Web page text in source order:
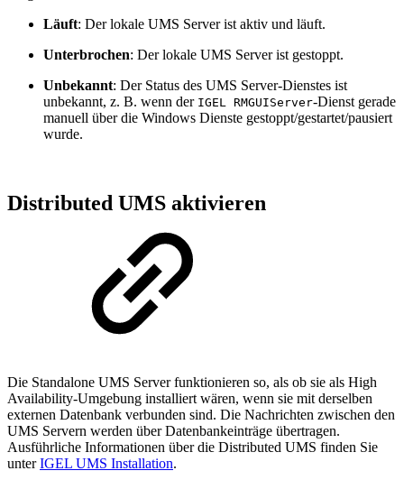
Läuft: Der lokale UMS Server ist aktiv und läuft.
Unterbrochen: Der lokale UMS Server ist gestoppt.
Unbekannt: Der Status des UMS Server-Dienstes ist
unbekannt, z. B. wenn der IGEL RMGUIServer-Dienst gerade
manuell über die Windows Dienste gestoppt/gestartet/pausiert
wurde.
Distributed UMS aktivieren
Die Standalone UMS Server funktionieren so, als ob sie als High
Availability-Umgebung installiert wären, wenn sie mit derselben
externen Datenbank verbunden sind. Die Nachrichten zwischen den
UMS Servern werden über Datenbankeinträge übertragen.
Ausführliche Informationen über die Distributed UMS finden Sie
unterIGEL UMS Installation.